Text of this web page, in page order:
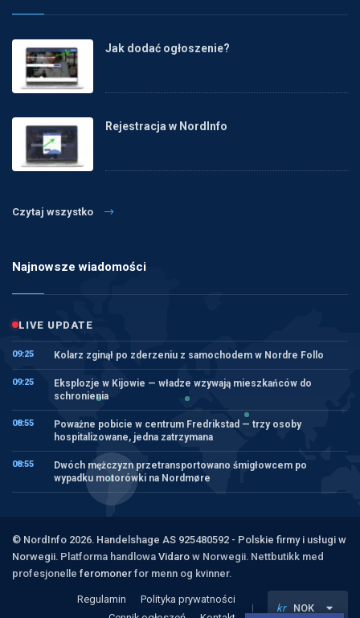
Jak dodać ogłoszenie?
Rejestracja w NordInfo
Czytaj wszystko
Najnowsze wiadomości
LIVE UPDATE
09:25 Kolarz zginął po zderzeniu z samochodem w Nordre Follo
09:25
Eksplozje w Kijowie — władze wzywają mieszkańców do
schronienia
08:55
Poważne pobicie w centrum Fredrikstad — trzy osoby
hospitalizowane, jedna zatrzymana
08:55
Dwóch mężczyzn przetransportowano śmigłowcem po
wypadku motorówki na Nordmøre
© NordInfo 2026. Handelshage AS 925480592 - Polskie firmy i usługi w
Norwegii. Platforma handlowa Vidaro w Norwegii. Nettbutikk med
profesjonelle feromoner for menn og kvinner.
Regulamin
Polityka prywatności
kr NOK